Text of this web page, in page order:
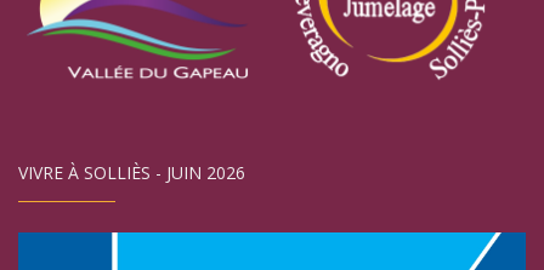
VIVRE À SOLLIÈS - JUIN 2026